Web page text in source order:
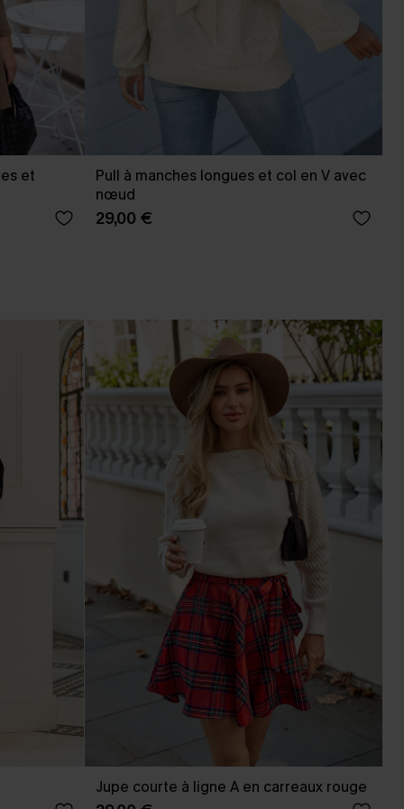
et
Pull à manches longues et col en V avec
nœud
29,00 €
Jupe courte à ligne A en carreaux rouge